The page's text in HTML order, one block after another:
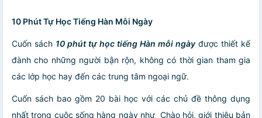
10 Phút Tự Học Tiếng Hàn Mỗi Ngày
Cuốn sách 10 phút tự học tiếng Hàn mỗi ngàyđược thiết kế
đành cho những người bận rộn, không có thời gian tham gia
các lớp học hay đến các trung tâm ngoại ngữ.
Cuốn sách bao gồm 20 bài học với các chủ đề thông dụng
nhất trong cuộc sống hàng ngày như Chào hỏi, giới thiệu bản